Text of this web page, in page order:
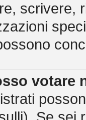
scrivere,
votare